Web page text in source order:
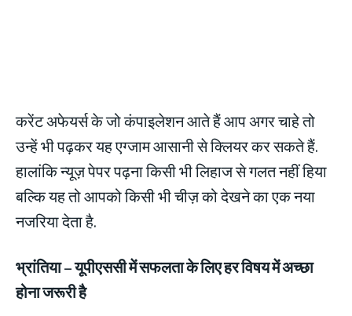
करेंट अफेयर्स के जो कंपाइलेशन आते हैं आप अगर चाहे तो
उन्हें भी पढ़कर यह एग्जाम आसानी से क्लियर कर सकते हैं.
हालांकि न्यूज़ पेपर पढ़ना किसी भी लिहाज से गलत नहीं हिया
बल्कि यह तो आपको किसी भी चीज़ को देखने का एक नया
नजरिया देता है.
भ्रांतिया– यूपीएससी में सफलता के लिए हर विषय में अच्छा
होना जरूरी है